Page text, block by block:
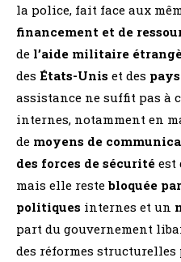
la police, fait face aux
financement et de
de l’aide militaire
des États-Unis et des
assistance ne suffit pas à
internes, notamment en
de moyens de
des forces de sécurité est
mais elle restebloquée
politiques internes et un
part du gouvernement
des réformes structurelles